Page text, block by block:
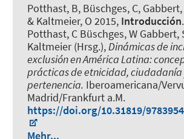
Potthast, B, Büschges, C, Gabbert,
& Kaltmeier, O 2015, Introducción
Potthast, C Büschges, W Gabbert,
Kaltmeier (Hrsg.), Dinámicas de
exclusión en América Latina:
prácticas de etnicidad, ciudadanía
pertenencia. Iberoamericana/
Madrid/Frankfurt a.M.
https://doi.org/10.31819/
Mehr...